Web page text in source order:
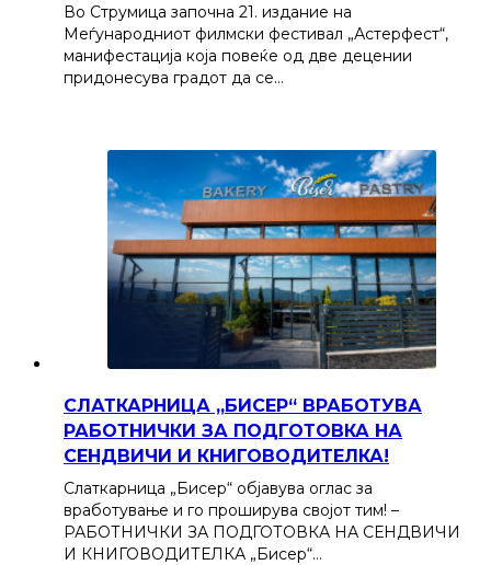
Во Струмица започна 21. издание на
Меѓународниот филмски фестивал „Астерфест“,
манифестација која повеќе од две децении
придонесува градот да се…
СЛАТКАРНИЦА „БИСЕР“ ВРАБОТУВА
РАБОТНИЧКИ ЗА ПОДГОТОВКА НА
СЕНДВИЧИ И КНИГОВОДИТЕЛКА!
Слаткарница „Бисер“ објавува оглас за
вработување и го проширува својот тим! –
РАБОТНИЧКИ ЗА ПОДГОТОВКА НА СЕНДВИЧИ
И КНИГОВОДИТЕЛКА „Бисер“…